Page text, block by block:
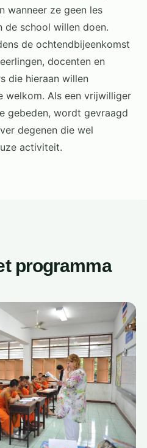
wanneer ze geen les
de school willen doen.
de ochtendbijeenkomst
docenten en
die hieraan willen
welkom. Als een vrijwilliger
gebeden, wordt gevraagd
degenen die wel
activiteit.
programma